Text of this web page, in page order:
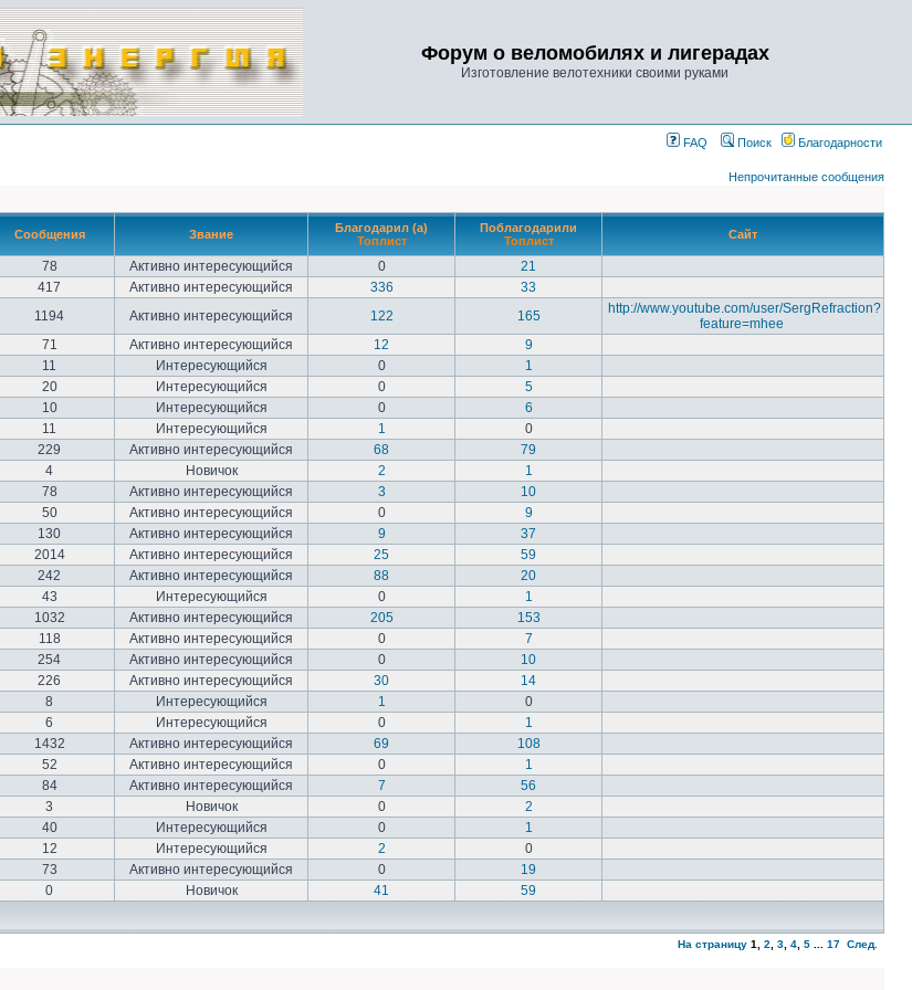
Форум о веломобилях и лигерадах
Изготовление велотехники своими руками
FAQ Поиск Благодарности
Непрочитанные сообщения
Сообщения Звание
Благодарил (а)
Топлист
Поблагодарили
Топлист
Сайт
78 Активно интересующийся 0
21
417 Активно интересующийся 336
33
1194 Активно интересующийся 122 165
http://www.youtube.com/user/SergRefraction?
feature=mhee
71 Активно интересующийся 12
9
11 Интересующийся 0
1
20 Интересующийся 0
5
10 Интересующийся 0
6
11 Интересующийся 1
0
229 Активно интересующийся 68
79
4 Новичок 2
1
78 Активно интересующийся 3
10
50 Активно интересующийся 0
9
130 Активно интересующийся 9
37
2014 Активно интересующийся 25
59
242 Активно интересующийся 88
20
43 Интересующийся 0
1
1032 Активно интересующийся 205
153
118 Активно интересующийся 0
7
254 Активно интересующийся 0
10
226 Активно интересующийся 30
14
8 Интересующийся 1
0
6 Интересующийся 0
1
1432 Активно интересующийся 69
108
52 Активно интересующийся 0
1
84 Активно интересующийся 7
56
3 Новичок 0
2
40 Интересующийся 0
1
12 Интересующийся 2
0
73 Активно интересующийся 0
19
0 Новичок 41 59
На страницу 1 2 3 4 5 17 След.